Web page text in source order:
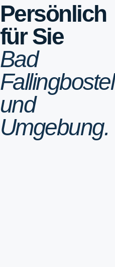
Persönlich
für Sie
Bad
Fallingbostel
und
Umgebung.